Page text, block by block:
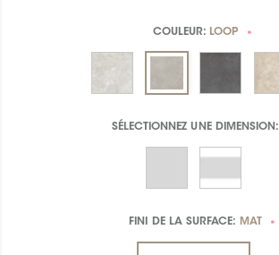
COULEUR: LOOP *
SÉLECTIONNEZ UNEDIMENSION:
FINI DE LA SURFACE: MAT *